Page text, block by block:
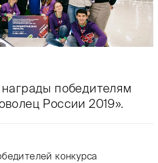
победителям
России 2019».
конкурса